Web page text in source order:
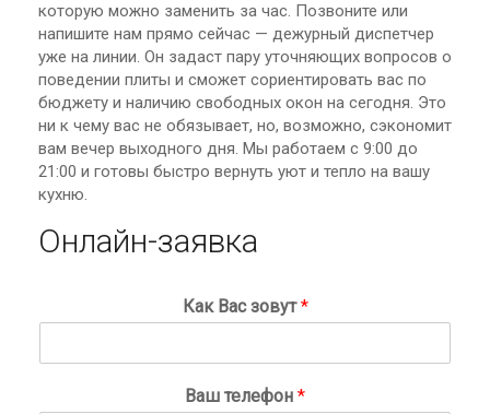
которую можно заменить за час. Позвоните или
напишите нам прямо сейчас — дежурный диспетчер
уже на линии. Он задаст пару уточняющих вопросов о
поведении плиты и сможет сориентировать вас по
бюджету и наличию свободных окон на сегодня. Это
ни к чему вас не обязывает, но, возможно, сэкономит
вам вечер выходного дня. Мы работаем с 9:00 до
21:00 и готовы быстро вернуть уют и тепло на вашу
кухню.
Онлайн-заявка
Как Вас зовут*
Ваш телефон *